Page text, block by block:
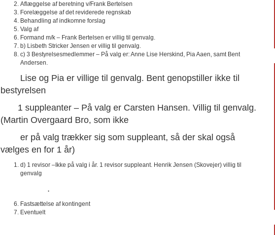
Aflæggelse af beretning v/Frank Bertelsen
Forelæggelse af det reviderede regnskab
Behandling af indkomne forslag
Valg af
Formand m/k – Frank Bertelsen er villig til genvalg.
b) Lisbeth Stricker Jensen er villig til genvalg.
c) 3 Bestyrelsesmedlemmer – På valg er: Anne Lise Herskind, Pia Aaen, samt Bent
Andersen.
Lise og Pia er villige til genvalg. Bent genopstiller ikke til
bestyrelsen
1 suppleanter – På valg er Carsten Hansen. Villig til genvalg.
(Martin Overgaard Bro, som ikke
er på valg trækker sig som suppleant, så der skal også
vælges en for 1 år)
d) 1 revisor –Ikke på valg i år. 1 revisor suppleant. Henrik Jensen (Skovejer) villig til
genvalg
.
Fastsættelse af kontingent
Eventuelt